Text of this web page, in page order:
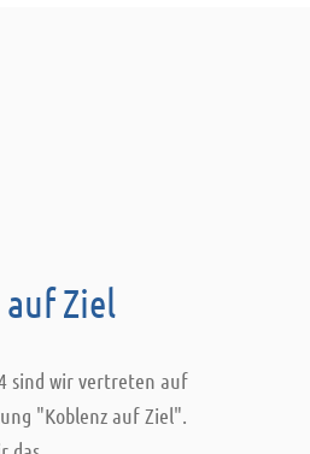
Ziel
sind wir vertreten auf
"Koblenz auf Ziel".